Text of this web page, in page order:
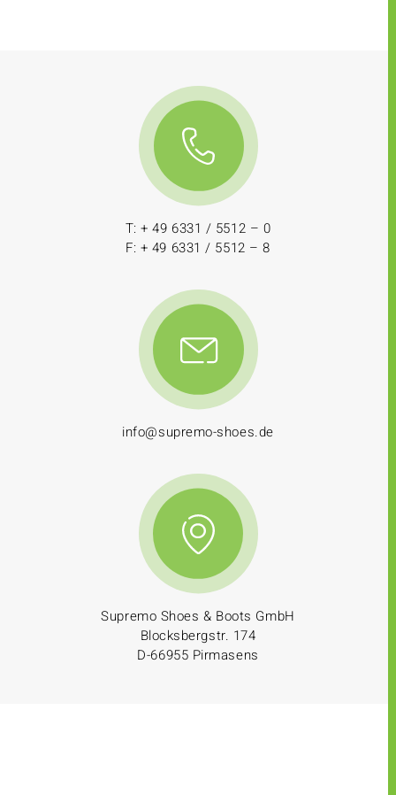
T: + 49 6331 / 5512 – 0
F: + 49 6331 / 5512 – 8
info@supremo-shoes.de
Supremo Shoes & Boots GmbH
Blocksbergstr. 174
D-66955 Pirmasens